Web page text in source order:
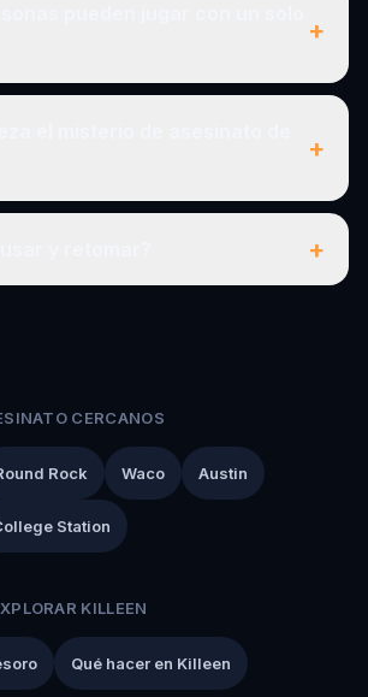
+
+
+
CERCANOS
Rock Waco Austin
Station
KILLEEN
Qué hacer en Killeen